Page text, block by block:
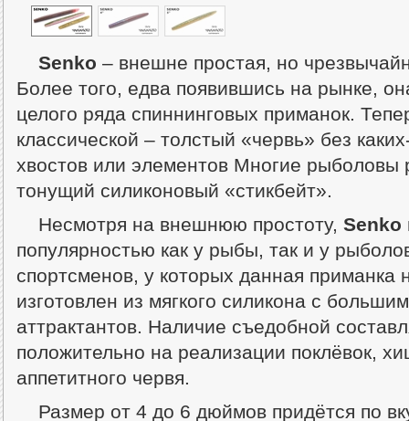
Senko – внешне простая, но
Более того, едва появившись на рынке,
целого ряда спиннинговых приманок.
классической – толстый «червь» без
хвостов или элементов Многие
тонущий силиконовый «стикбейт».
Несмотря на внешнюю простоту, Senko
популярностью как у рыбы, так и у
спортсменов, у которых данная приманка
изготовлен из мягкого силикона с
аттрактантов. Наличие съедобной
положительно на реализации поклёвок,
аппетитного червя.
Размер от 4 до 6 дюймов придётся по